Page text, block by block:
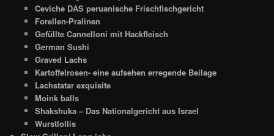
Ceviche DAS peruanische Frischfischgericht
Forellen-Pralinen
Gefüllte Cannelloni mit Hackfleisch
German Sushi
Graved Lachs
Kartoffelrosen- eine aufsehen erregende Beilage
Lachstatar exquisite
Moink balls
Shakshuka – Das Nationalgericht aus Israel
Wurstlollis